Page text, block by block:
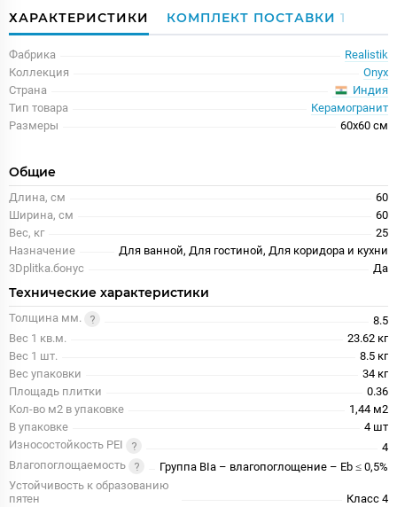
ХАРАКТЕРИСТИКИ КОМПЛЕКТ ПОСТАВКИ 1
Фабрика
Realistik
Коллекция
Onyx
Страна
Индия
Тип товара
Керамогранит
Размеры
60x60 см
Общие
Длина, см
60
Ширина, см
60
Вес, кг
25
Назначение
Для ванной, Для гостиной, Для коридора и кухни
3Dplitka.бонус
Да
Технические характеристики
Толщина мм.
8.5
Вес 1 кв.м.
23.62 кг
Вес 1 шт.
8.5 кг
Вес упаковки
34 кг
Площадь плитки
0.36
Кол-во м2 в упаковке
1,44 м2
В упаковке
4 шт
Износостойкость PEI
4
Влагопоглощаемость
Группа BIa – влагопоглощение – Eb ≤ 0,5%
Устойчивость к образованию
пятен
Класс 4